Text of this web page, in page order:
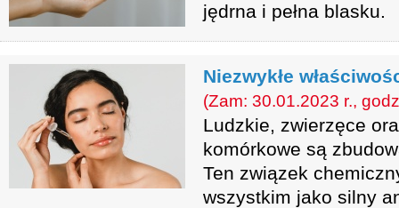
jędrna i pełna blasku.
Niezwykłe
(Zam: 30.01.2023 r.,
Ludzkie, zwierzęce
komórkowe są
Ten związek
wszystkim jako silny